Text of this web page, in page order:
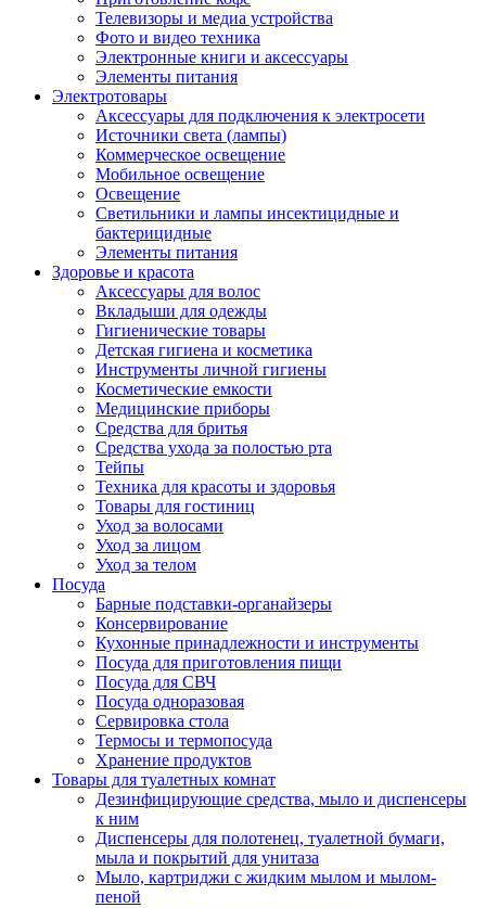
Телевизоры и медиа устройства
Фото и видео техника
Электронные книги и аксессуары
Элементы питания
Электротовары
Аксессуары для подключения к электросети
Источники света (лампы)
Коммерческое освещение
Мобильное освещение
Освещение
Светильники и лампы инсектицидные и
бактерицидные
Элементы питания
Здоровье и красота
Аксессуары для волос
Вкладыши для одежды
Гигиенические товары
Детская гигиена и косметика
Инструменты личной гигиены
Косметические емкости
Медицинские приборы
Средства для бритья
Средства ухода за полостью рта
Тейпы
Техника для красоты и здоровья
Товары для гостиниц
Уход за волосами
Уход за лицом
Уход за телом
Посуда
Барные подставки-органайзеры
Консервирование
Кухонные принадлежности и инструменты
Посуда для приготовления пищи
Посуда для СВЧ
Посуда одноразовая
Сервировка стола
Термосы и термопосуда
Хранение продуктов
Товары для туалетных комнат
Дезинфицирующие средства, мыло и диспенсеры
к ним
Диспенсеры для полотенец, туалетной бумаги,
мыла и покрытий для унитаза
Мыло, картриджи с жидким мылом и мылом-
пеной